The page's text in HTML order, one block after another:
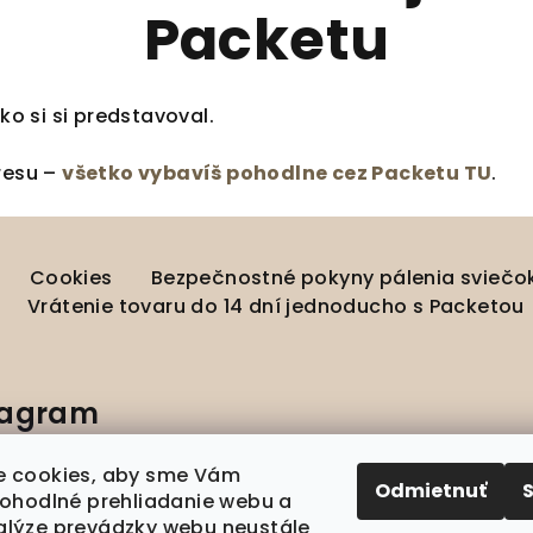
cookies, aby sme Vám
prehliadanie webu a
Odmietnuť
Packetu
si si predstavoval.
–všetko vybavíš pohodlne cez Packetu TU.
Cookies
Bezpečnostné pokyny pálenia
Vrátenie tovaru do 14 dní jednoducho s Packetou